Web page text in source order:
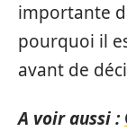
importante
pourquoi il
avant de
A voir aussi :